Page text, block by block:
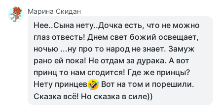
Марина Скидан
Нее..Сына нету..Дочка есть, что не можно
глаз отвесть! Днем свет божий освещает,
ночью ...ну про то народ не знает. Замуж
рано ей пока! Не отдам за дурака. А вот
принц то нам сгодится! Где же принцы?
Нету принцев
Вот на том и порешили.
Сказка всё! Но сказка в силе))